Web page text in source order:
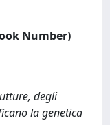
Number)
degli
la genetica